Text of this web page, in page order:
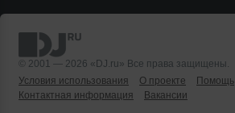
© 2001 — 2026 «DJ.ru» Все права защищены.
Условия использования
О проекте Помощь
Контактная информация
Вакансии